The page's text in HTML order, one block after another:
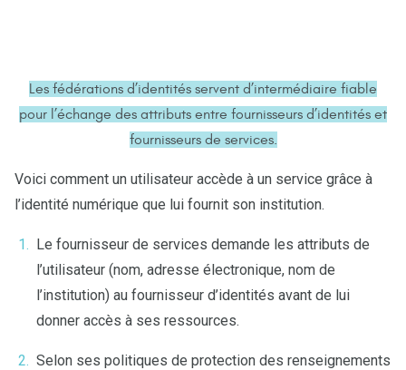
Les fédérations d’identités servent d’intermédiaire fiable
pour l’échange des attributs entre fournisseurs d’identités et
fournisseurs de services.
Voici comment un utilisateur accède à un service grâce à
l’identité numérique que lui fournit son institution.
Le fournisseur de services demande les attributs de
l’utilisateur (nom, adresse électronique, nom de
l’institution) au fournisseur d’identités avant de lui
donner accès à ses ressources.
Selon ses politiques de protection des renseignements